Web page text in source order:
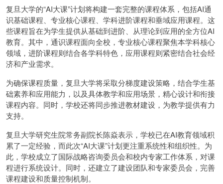
复旦大学的“AI大课”计划将构建一套完整的课程体系，包括AI通
识基础课程、专业核心课程、学科进阶课程和垂域应用课程。这
些课程旨在为学生提供从基础到进阶、从理论到应用的全方位AI
教育。其中，通识课程面向全校，专业核心课程聚焦本学科核心
领域，进阶课程则结合各学科特色，应用课程则紧密结合社会经
济和产业需求。
为确保课程质量，复旦大学将采取分梯度建设策略，结合学生基
础素养和应用能力，以及具体教学和应用场景，精心设计和衔接
课程内容。同时，学校还将同步推进教材建设，为教学提供有力
支持。
复旦大学研究生院常务副院长陈焱表示，学校已在AI教育领域积
累了一定经验，而此次“AI大课”计划更注重系统性和组织性。为
此，学校成立了国际战略咨询委员会和校内专家工作体系，对课
程进行系统设计。同时，还建立了建设团队和专家委员会，完善
课程建设和质量控制机制。